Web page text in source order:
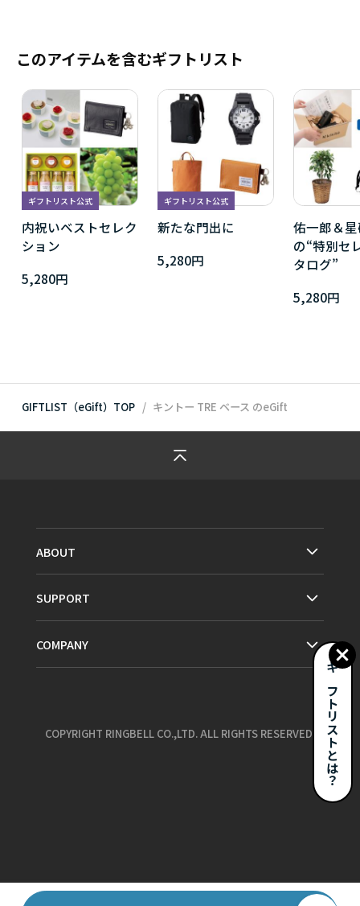
お気に入り
このアイテムを含むギフトリスト
ギフトリスト公式
内祝いベストセレク
ション
5,280円
ギフトリスト公式
新たな門出に
5,280円
佑一郎＆
の“特別セ
タログ”
5,280円
GIFTLIST（eGift）TOP キントー TRE ベース のeGift
ギフトリストとは？
ABOUT
SUPPORT
COMPANY
COPYRIGHT RINGBELL CO.,LTD. ALL RIGHTS RESERVED.